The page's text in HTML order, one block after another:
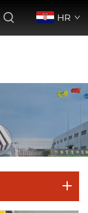
HR